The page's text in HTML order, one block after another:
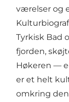
værelser og
Tyrkisk Bad
fjorden,
Høkeren —
er et helt
omkring